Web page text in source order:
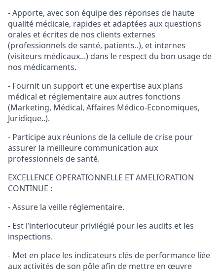
- Apporte, avec son équipe des réponses de haute
qualité médicale, rapides et adaptées aux questions
orales et écrites de nos clients externes
(professionnels de santé, patients..), et internes
(visiteurs médicaux...) dans le respect du bon usage de
nos médicaments.
- Fournit un support et une expertise aux plans
médical et réglementaire aux autres fonctions
(Marketing, Médical, Affaires Médico-Economiques,
Juridique..).
- Participe aux réunions de la cellule de crise pour
assurer la meilleure communication aux
professionnels de santé.
EXCELLENCE OPERATIONNELLE ET AMELIORATION
CONTINUE :
- Assure la veille réglementaire.
- Est l’interlocuteur privilégié pour les audits et les
inspections.
- Met en place les indicateurs clés de performance liée
aux activités de son pôle afin de mettre en œuvre